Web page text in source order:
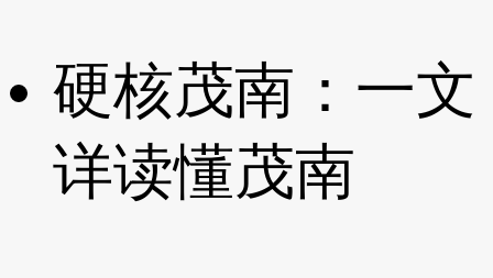
硬核茂南：一文
详读懂茂南